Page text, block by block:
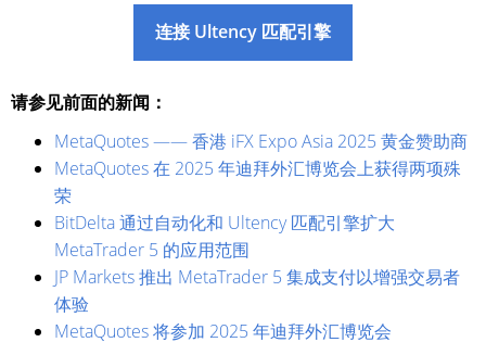
连接 Ultency 匹配引擎
请参见前面的新闻：
MetaQuotes —— 香港 iFX Expo Asia 2025 黄金赞助商
MetaQuotes 在 2025 年迪拜外汇博览会上获得两项殊
荣
BitDelta 通过自动化和 Ultency 匹配引擎扩大
MetaTrader 5 的应用范围
JP Markets 推出 MetaTrader 5 集成支付以增强交易者
体验
MetaQuotes 将参加 2025 年迪拜外汇博览会